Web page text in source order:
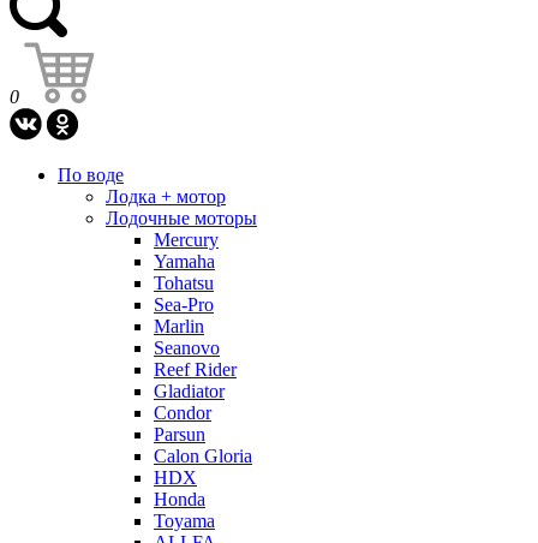
0
По воде
Лодка + мотор
Лодочные моторы
Mercury
Yamaha
Tohatsu
Sea-Pro
Marlin
Seanovo
Reef Rider
Gladiator
Condor
Parsun
Calon Gloria
HDX
Honda
Toyama